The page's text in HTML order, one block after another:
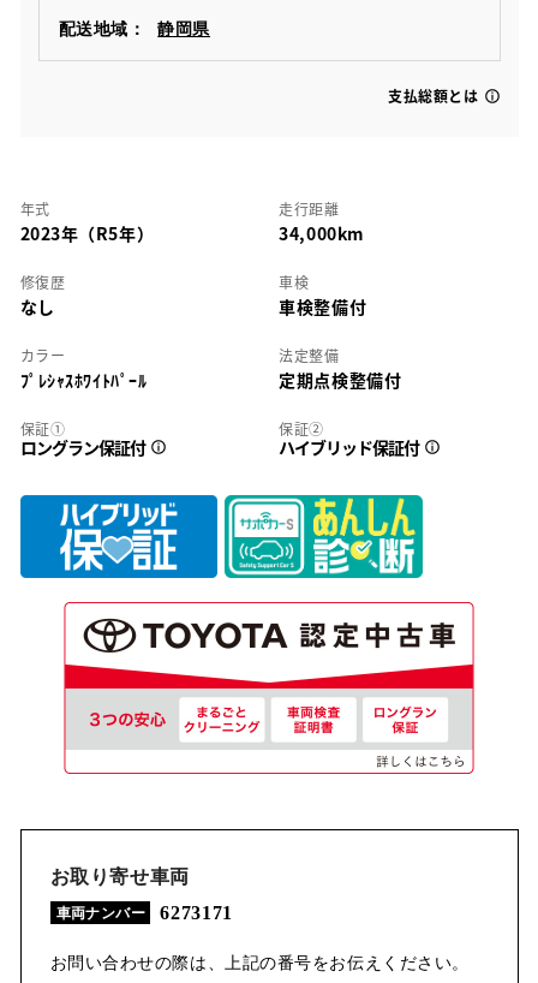
配送地域： 静岡県
支払総額とは
年式
2023年（R5年）
走行距離
34,000km
修復歴
なし
車検
車検整備付
カラー
ﾌﾟﾚｼｬｽﾎﾜｲﾄﾊﾟｰﾙ
法定整備
定期点検整備付
保証①
ロングラン保証付
保証②
ハイブリッド保証付
お取り寄せ車両
車両ナンバー 6273171
お問い合わせの際は、上記の番号をお伝えください。